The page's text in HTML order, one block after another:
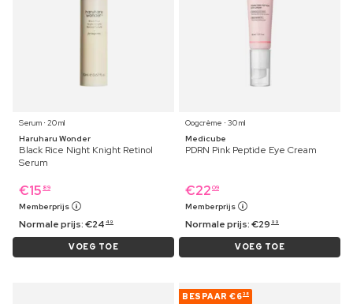
Serum ⋅ 20 ml
Haruharu Wonder
Black Rice Night Knight Retinol
Serum
€15 89
Memberprijs
Normale prijs:€24 49
VOEG TOE
Oogcrème ⋅ 30 ml
Medicube
PDRN Pink Peptide Eye Cream
€22 09
Memberprijs
Normale prijs:€29 99
VOEG TOE
BESPAAR €638